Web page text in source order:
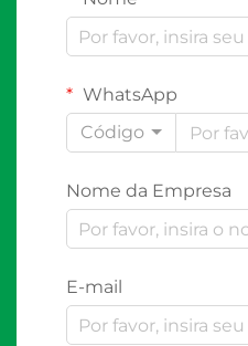
WhatsApp
Código
Nome da Empresa
E-mail